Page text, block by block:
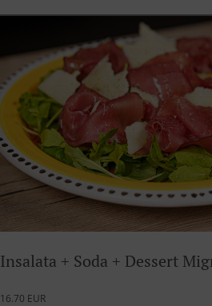
Insalata + Soda + Dessert
16.70 EUR